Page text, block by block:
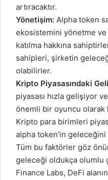
artıracaktır.
Yönetişim: Alpha token
ekosistemini yönetme
katılma hakkına
sahipleri, şirketin
olabilirler.
Kripto Piyasasındaki
piyasası hızla gelişiyor
önemli bir oyuncu olarak
Kripto para birimleri
alpha token’in
Tüm bu faktörler göz
geleceği oldukça olumlu
Finance Labs, DeFi